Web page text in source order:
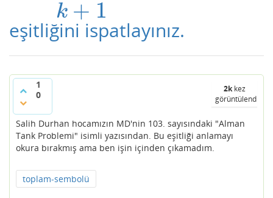
k + 1
eşitliğini ispatlayınız.
1
0
2kkez
görüntülendi
Salih Durhan hocamızın MD'nin 103. sayısındaki "Alman
Tank Problemi" isimli yazısından. Bu eşitliği anlamayı
okura bırakmış ama ben işin içinden çıkamadım.
toplam-sembolü